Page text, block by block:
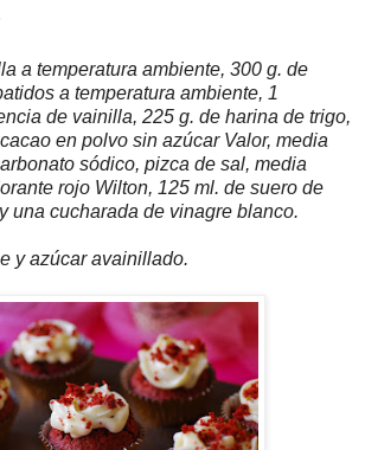
a temperatura ambiente, 300 g. de
a temperatura ambiente, 1
de vainilla, 225 g. de harina de trigo,
en polvo sin azúcar Valor, media
sódico, pizca de sal, media
rojo Wilton, 125 ml. de suero de
una cucharada de vinagre blanco.
y azúcar avainillado.